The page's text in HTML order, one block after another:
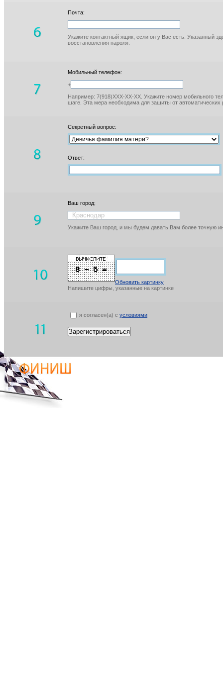
Почта:
Укажите контактный ящик, если он у Вас есть. Указанный
восстановления пароля.
Мобильный телефон:
+
Например: 7(918)XXX-XX-XX. Укажите номер мобильного
шаге. Эта мера необходима для защиты от автоматических
Секретный вопрос:
Ответ:
Ваш город:
Укажите Ваш город, и мы будем давать Вам более точную
Обновить картинку
Напишите цифры, указанные на картинке
я согласен(а) с условиями
Зарегистрироваться